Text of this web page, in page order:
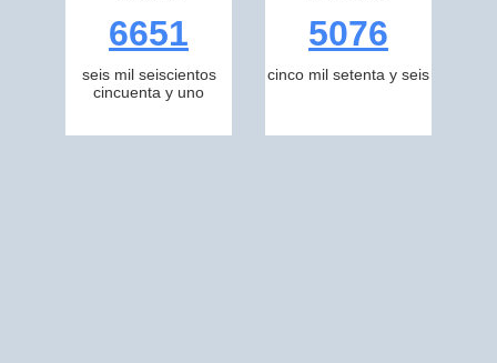
6651
seis mil seiscientos
cincuenta y uno
5076
cinco mil setenta y seis